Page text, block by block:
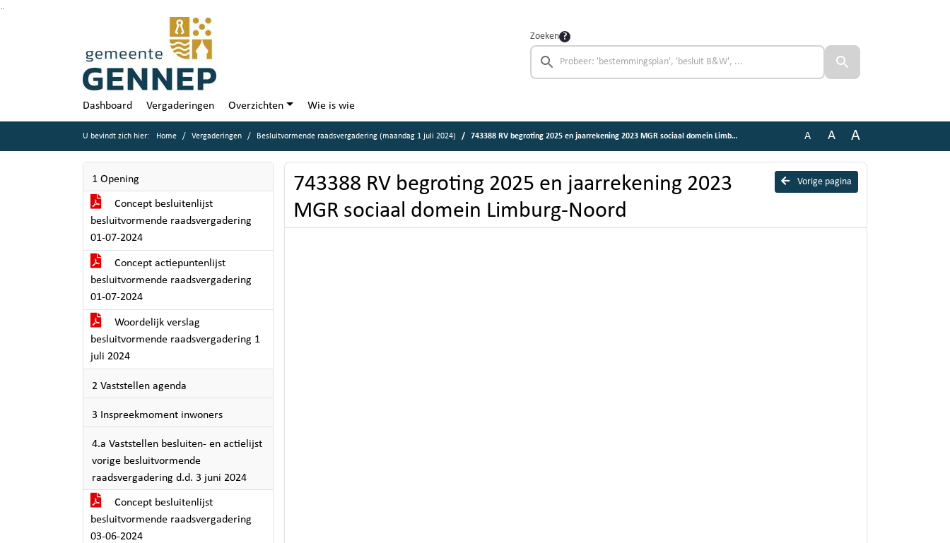
Zoeken
Dashboard Vergaderingen Overzichten Wie is wie
U bevindt zich hier: Home Vergaderingen Besluitvormende raadsvergadering (maandag 1 juli 2024) 743388 RV begroting 2025 en jaarrekening 2023 MGR sociaal domein Limburg-Noord A A A
1 Opening
Concept besluitenlijst
besluitvormende raadsvergadering
01-07-2024
Concept actiepuntenlijst
besluitvormende raadsvergadering
01-07-2024
Woordelijk verslag
besluitvormende raadsvergadering 1
juli 2024
2 Vaststellen agenda
3 Inspreekmoment inwoners
4.a Vaststellen besluiten- en actielijst
vorige besluitvormende
raadsvergadering d.d. 3 juni 2024
Concept besluitenlijst
besluitvormende raadsvergadering
03-06-2024
Vorige pagina
743388 RV begroting 2025 en jaarrekening 2023
MGR sociaal domein Limburg-Noord